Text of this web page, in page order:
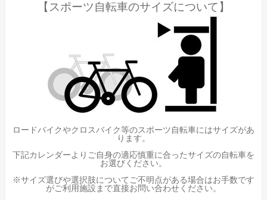
【スポーツ自転車のサイズについて】
ロードバイクやクロスバイク等のスポーツ自転車にはサイズがあ
ります。
下記カレンダーよりご自身の適応慎重に合ったサイズの自転車を
お選びください。
※サイズ選びや選択肢についてご不明点がある場合はお手数です
がご利用施設まで直接お問い合わせください。